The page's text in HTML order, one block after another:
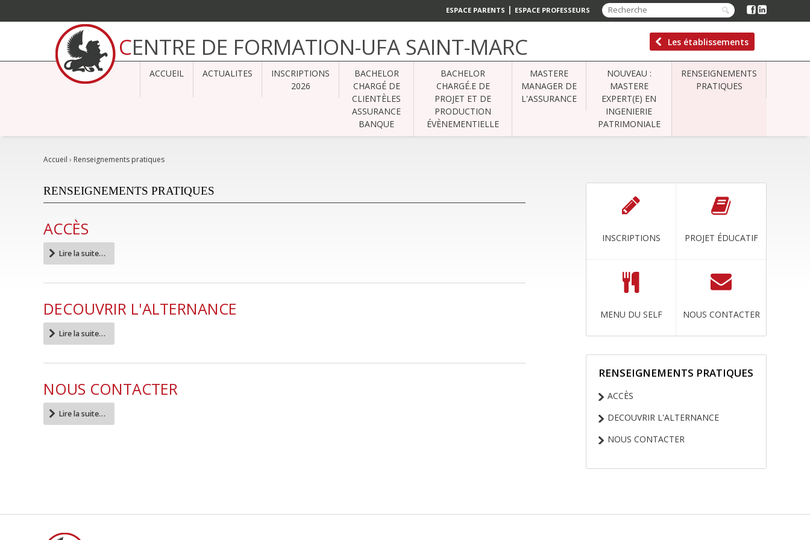
ESPACE PARENTS | ESPACE PROFESSEURS
contenu.
Aller
CENTRE DE FORMATION-UFA SAINT-MARC Les établissements
ACCUEIL ACTUALITES
INSCRIPTIONS
2026
BACHELOR
CHARGÉ DE
CLIENTÈLES
ASSURANCE
BANQUE
BACHELOR
CHARGÉ.E DE
PROJET ET DE
PRODUCTION
ÉVÈNEMENTIELLE
MASTERE
MANAGER DE
L'ASSURANCE
NOUVEAU :
MASTERE
EXPERT(E) EN
INGENIERIE
PATRIMONIALE
RENSEIGNEMENTS
PRATIQUES
Accueil › Renseignements pratiques
INSCRIPTIONS PROJET ÉDUCATIF
MENU DU SELF NOUS CONTACTER
NAVIGATION
RENSEIGNEMENTS PRATIQUES
ACCÈS
DECOUVRIR L'ALTERNANCE
NOUS CONTACTER
RENSEIGNEMENTS PRATIQUES
ACCÈS
Lire la suite…
DECOUVRIR L'ALTERNANCE
Lire la suite…
NOUS CONTACTER
Lire la suite…